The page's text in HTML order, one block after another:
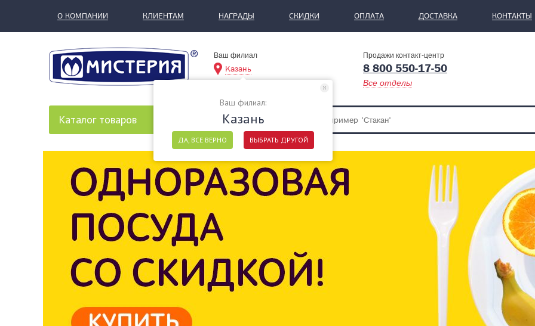
О КОМПАНИИ КЛИЕНТАМ НАГРАДЫ СКИДКИ ОПЛАТА ДОСТАВКА КОНТАКТЫ
Ваш филиал
Казань
Продажи контакт-центр
8 800 550-17-50
Все отделы
Ваш филиал:
Казань
ДА, ВСЕ ВЕРНО ВЫБРАТЬ ДРУГОЙ
Каталог товаров